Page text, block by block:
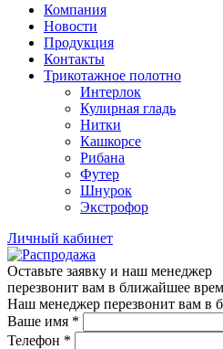
Компания
Новости
Продукция
Контакты
Трикотажное полотно
Интерлок
Кулирная гладь
Нитки
Кашкорсе
Рибана
Футер
Шнурок
Экстрофор
Личный кабинет
Оставьте заявку и наш менеджер
перезвонит вам в ближайшее
Наш менеджер перезвонит вам в
Ваше имя *
Телефон *